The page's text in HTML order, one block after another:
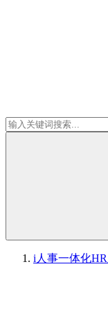
i人事一体化